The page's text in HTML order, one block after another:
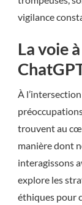
vigilance
La voie
À
trouvent au
manière dont
interagissons
explore les
éthiques pour